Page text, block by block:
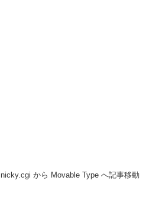
nicky.cgi から Movable Type へ記事移動